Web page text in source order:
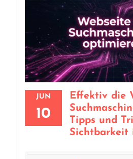
JUN
10
Effektiv die
Tipps und
Sichtbarkeit